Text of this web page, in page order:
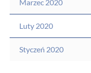
Marzec 2020
Luty 2020
Styczeń 2020